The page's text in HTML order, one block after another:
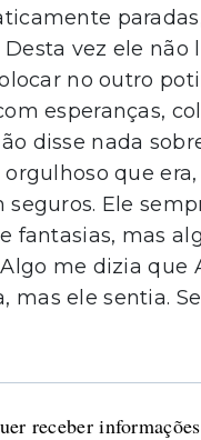
vez ele
no outro
esperanças,
disse nada
que
seguros. Ele
fantasias, mas
me dizia que
mas ele sentia.
receber